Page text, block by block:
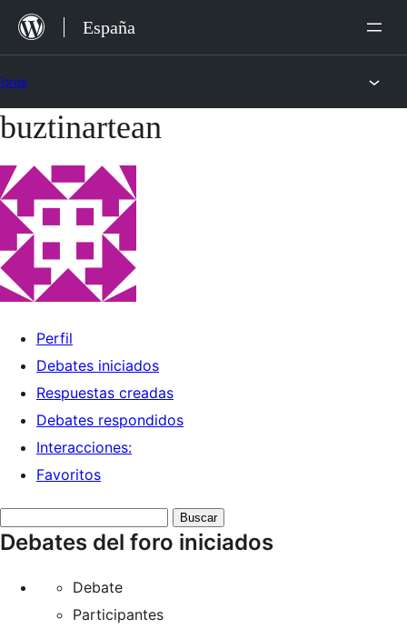
Saltar
España
Saltar
contenido
buztinartean
Perfil
Debates iniciados
Respuestas creadas
Debates respondidos
Interacciones:
Favoritos
debates:
Debates del foro iniciados
Debate
Participantes